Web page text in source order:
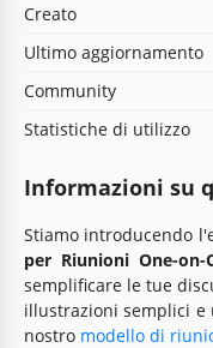
Creato
Ultimo aggiornamento
Community
Statistiche di utilizzo
Informazioni su
Stiamo introducendo
per Riunioni One-on-
semplificare le tue
illustrazioni semplici e
nostro modello di